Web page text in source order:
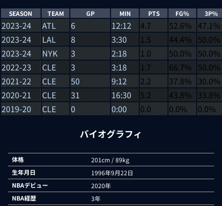
SEASON TEAM GP MIN PTS FG% 3P%
2023-24 ATL 6 12:12 4.7 52.6% 47.1%
2023-24
LAL 8 3:30 1.5 44.4% 50.0%
2023-24
NYK 3 2:18 1.0 50.0% 50.0%
2022-23
CLE 3 3:18 1.7 66.7% 50.0%
2021-22
CLE 50 9:12 2.2 37.8% 30.0%
2020-21
CLE 31 16:30 5.2 43.8% 33.8%
2019-20
CLE 0 0:00 0.0 0.0% 0.0%
バイオグラフィ
体格
201cm / 89kg
生年月日
1996年9月22日
NBAデビュー
2020年
NBA経歴
3年